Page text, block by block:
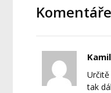
Komentáře
Kamil
tak